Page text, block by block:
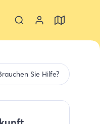
Sie Hilfe?